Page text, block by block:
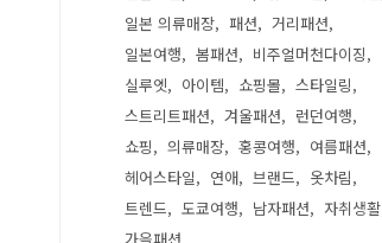
일본 의류매장
패션
거리패션
일본여행
봄패션
비주얼머천다이징
실루엣
아이템 쇼핑몰
스타일링
스트리트패션
겨울패션
런던여행
쇼핑
의류매장 홍콩여행
여름패션
헤어스타일
연애 브랜드
옷차림
트렌드
도쿄여행 남자패션
자취생활